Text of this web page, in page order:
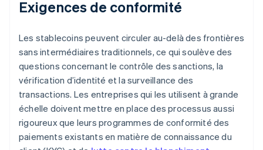
Exigences de conformité
Les stablecoins peuvent circuler au-delà des frontières
sans intermédiaires traditionnels, ce qui soulève des
questions concernant le contrôle des sanctions, la
vérification d’identité et la surveillance des
transactions. Les entreprises qui les utilisent à grande
échelle doivent mettre en place des processus aussi
rigoureux que leurs programmes de conformité des
paiements existants en matière de connaissance du